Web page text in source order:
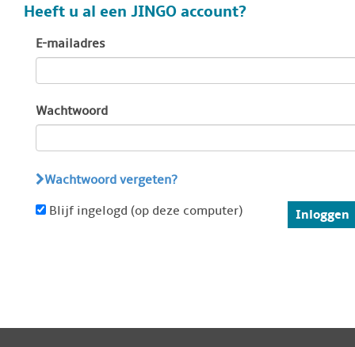
Heeft u al een JINGO account?
E-mailadres
Wachtwoord
Wachtwoord vergeten?
Blijf ingelogd (op deze computer)
Inloggen